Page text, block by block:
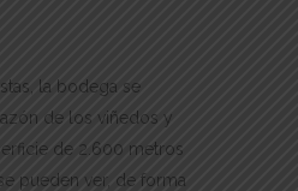
la bodega se
de los viñedos y
de 2.600 metros
pueden ver, de forma